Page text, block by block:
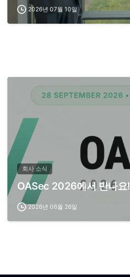
2026년 07월 10일
회사 소식
OASec 2026에서 만나요!
2026년 06월 26일